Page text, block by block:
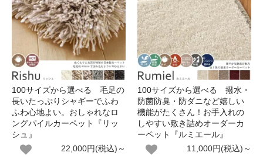
100サイズから選べる 毛足の
長いたっぷりシャギーでふわ
ふわ心地よい。おしゃれなロ
ングパイルカーペット『リッ
シュ』
22,000円(税込)～
100サイズから選べる 撥水・
防菌防臭・防ダニなど嬉しい
機能がたくさん！お手入れの
しやすい敷き詰めオーダーカ
ーペット『ルミエール』
11,000円(税込)～